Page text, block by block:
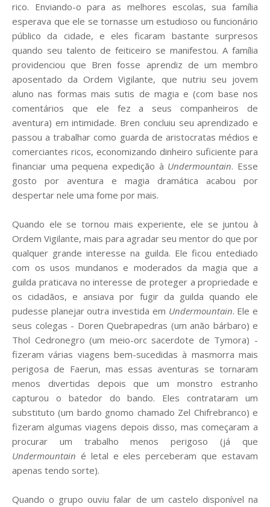
rico. Enviando-o para as melhores escolas, sua família
esperava que ele se tornasse um estudioso ou funcionário
público da cidade, e eles ficaram bastante surpresos
quando seu talento de feiticeiro se manifestou. A família
providenciou que Bren fosse aprendiz de um membro
aposentado da Ordem Vigilante, que nutriu seu jovem
aluno nas formas mais sutis de magia e (com base nos
comentários que ele fez a seus companheiros de
aventura) em intimidade. Bren concluiu seu aprendizado e
passou a trabalhar como guarda de aristocratas médios e
comerciantes ricos, economizando dinheiro suficiente para
financiar uma pequena expedição à Undermountain. Esse
gosto por aventura e magia dramática acabou por
despertar nele uma fome por mais.
Quando ele se tornou mais experiente, ele se juntou à
Ordem Vigilante, mais para agradar seu mentor do que por
qualquer grande interesse na guilda. Ele ficou entediado
com os usos mundanos e moderados da magia que a
guilda praticava no interesse de proteger a propriedade e
os cidadãos, e ansiava por fugir da guilda quando ele
pudesse planejar outra investida em Undermountain. Ele e
seus colegas - Doren Quebrapedras (um anão bárbaro) e
Thol Cedronegro (um meio-orc sacerdote de Tymora) -
fizeram várias viagens bem-sucedidas à masmorra mais
perigosa de Faerun, mas essas aventuras se tornaram
menos divertidas depois que um monstro estranho
capturou o batedor do bando. Eles contrataram um
substituto (um bardo gnomo chamado Zel Chifrebranco) e
fizeram algumas viagens depois disso, mas começaram a
procurar um trabalho menos perigoso (já que
Undermountain é letal e eles perceberam que estavam
apenas tendo sorte).
Quando o grupo ouviu falar de um castelo disponível na